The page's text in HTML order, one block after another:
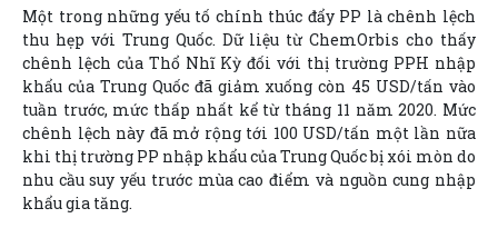
Một trong những yếu tố chính thúc đẩy PP là chênh lệch
thu hẹp với Trung Quốc. Dữ liệu từ ChemOrbis cho thấy
chênh lệch của Thổ Nhĩ Kỳ đối với thị trường PPH nhập
khẩu của Trung Quốc đã giảm xuống còn 45 USD/tấn vào
tuần trước, mức thấp nhất kể từ tháng 11 năm 2020. Mức
chênh lệch này đã mở rộng tới 100 USD/tấn một lần nữa
khi thị trường PP nhập khẩu của Trung Quốc bị xói mòn do
nhu cầu suy yếu trước mùa cao điểm và nguồn cung nhập
khẩu gia tăng.